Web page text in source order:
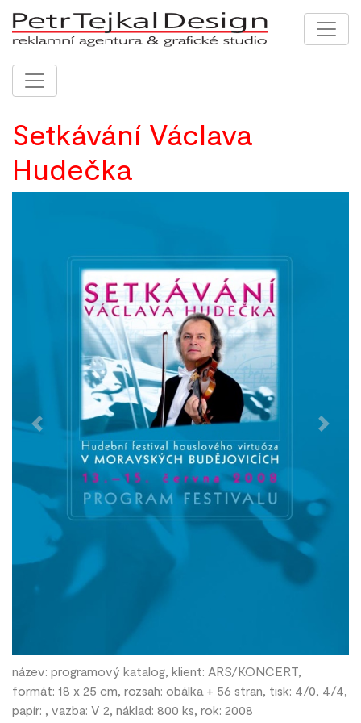
Setkávání Václava
Hudečka
Previous Next
název: programový katalog, klient: ARS/KONCERT,
formát: 18 x 25 cm, rozsah: obálka + 56 stran, tisk: 4/0, 4/4,
papír: , vazba: V 2, náklad: 800 ks, rok: 2008